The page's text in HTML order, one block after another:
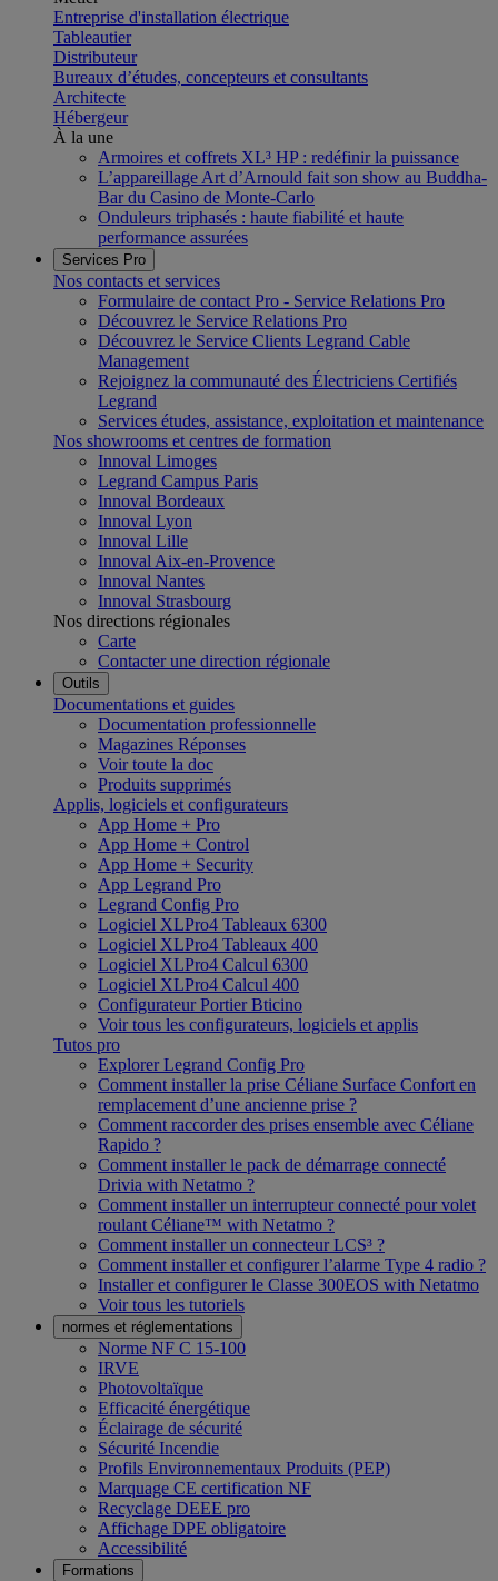
Entreprise d'installation électrique
Tableautier
Distributeur
Bureaux d’études, concepteurs et consultants
Architecte
Hébergeur
À la une
Armoires et coffrets XL³ HP : redéfinir la puissance
L’appareillage Art d’Arnould fait son show au Buddha-
Bar du Casino de Monte-Carlo
Onduleurs triphasés : haute fiabilité et haute
performance assurées
Services Pro
Nos contacts et services
Formulaire de contact Pro - Service Relations Pro
Découvrez le Service Relations Pro
Découvrez le Service Clients Legrand Cable
Management
Rejoignez la communauté des Électriciens Certifiés
Legrand
Services études, assistance, exploitation et maintenance
Nos showrooms et centres de formation
Innoval Limoges
Legrand Campus Paris
Innoval Bordeaux
Innoval Lyon
Innoval Lille
Innoval Aix-en-Provence
Innoval Nantes
Innoval Strasbourg
Nos directions régionales
Carte
Contacter une direction régionale
Outils
Documentations et guides
Documentation professionnelle
Magazines Réponses
Voir toute la doc
Produits supprimés
Applis, logiciels et configurateurs
App Home + Pro
App Home + Control
App Home + Security
App Legrand Pro
Legrand Config Pro
Logiciel XLPro4 Tableaux 6300
Logiciel XLPro4 Tableaux 400
Logiciel XLPro4 Calcul 6300
Logiciel XLPro4 Calcul 400
Configurateur Portier Bticino
Voir tous les configurateurs, logiciels et applis
Tutos pro
Explorer Legrand Config Pro
Comment installer la prise Céliane Surface Confort en
remplacement d’une ancienne prise ?
Comment raccorder des prises ensemble avec Céliane
Rapido ?
Comment installer le pack de démarrage connecté
Drivia with Netatmo ?
Comment installer un interrupteur connecté pour volet
roulant Céliane™ with Netatmo ?
Comment installer un connecteur LCS³ ?
Comment installer et configurer l’alarme Type 4 radio ?
Installer et configurer le Classe 300EOS with Netatmo
Voir tous les tutoriels
normes et réglementations
Norme NF C 15-100
IRVE
Photovoltaïque
Efficacité énergétique
Éclairage de sécurité
Sécurité Incendie
Profils Environnementaux Produits (PEP)
Marquage CE certification NF
Recyclage DEEE pro
Affichage DPE obligatoire
Accessibilité
Formations